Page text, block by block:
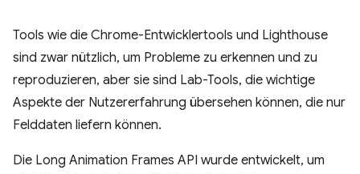
Tools wie die Chrome-Entwicklertools und Lighthouse
sind zwar nützlich, um Probleme zu erkennen und zu
reproduzieren, aber sie sind Lab-Tools, die wichtige
Aspekte der Nutzererfahrung übersehen können, die nur
Felddaten liefern können.
Die Long Animation Frames API wurde entwickelt, um